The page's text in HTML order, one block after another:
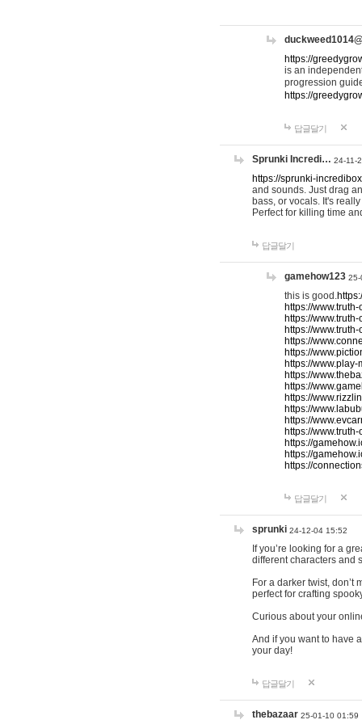
https://
is an
progression
https://
답글달기
Sprunki Incredi… 24-11-
https://sprunki-
and sounds. Just drag
bass, or vocals. It's
Perfect for killing time
답글달기
gamehow123 25-
this is good.
https://
https://
https://
https://
https://
https://
https://
https://
https://
https://
https://
https://
https://
https://
https://
답글달기
sprunki 24-12-04 15:52
If you’re looking for a
different characters and
For a darker twist, don’t
perfect for crafting
Curious about your
And if you want to have
your day!
답글달기
thebazaar 25-01-10 01:59